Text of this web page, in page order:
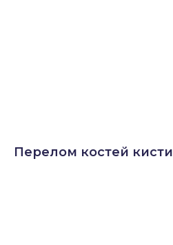
Перелом костей кисти